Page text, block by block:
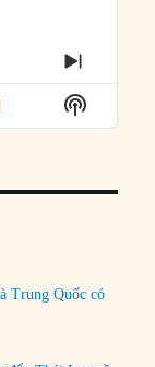
NEXT
Show
Podcast
Trung Quốc có